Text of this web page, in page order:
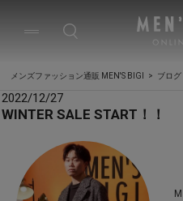
メンズファッション通販 MEN'S BIGI ブログ
2022/12/27
WINTER SALE START！！